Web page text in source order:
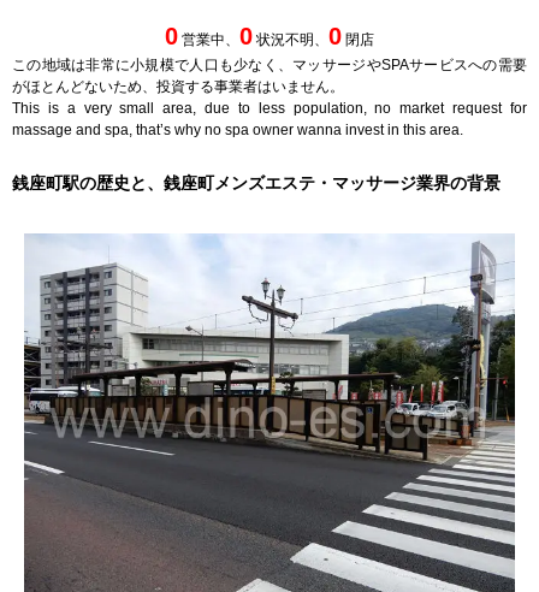
0 営業中、 0 状況不明、 0 閉店
この地域は非常に小規模で人口も少なく、マッサージやSPAサービスへの需要
がほとんどないため、投資する事業者はいません。
This is a very small area, due to less population, no market request for
massage and spa, that’s why no spa owner wanna invest in this area.
銭座町駅の歴史と、銭座町メンズエステ・マッサージ業界の背景